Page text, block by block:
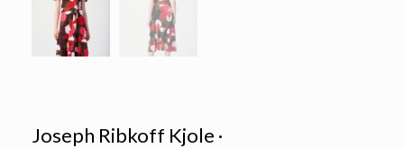
Joseph Ribkoff Kjole ·